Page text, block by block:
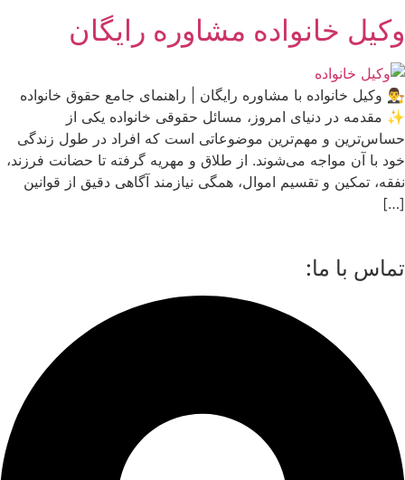
وکیل خانواده مشاوره رایگان
👨‍⚖️ وکیل خانواده با مشاوره رایگان | راهنمای جامع حقوق خانواده
✨ مقدمه در دنیای امروز، مسائل حقوقی خانواده یکی از
حساس‌ترین و مهم‌ترین موضوعاتی است که افراد در طول زندگی
خود با آن مواجه می‌شوند. از طلاق و مهریه گرفته تا حضانت فرزند،
نفقه، تمکین و تقسیم اموال، همگی نیازمند آگاهی دقیق از قوانین
[…]
تماس با ما: